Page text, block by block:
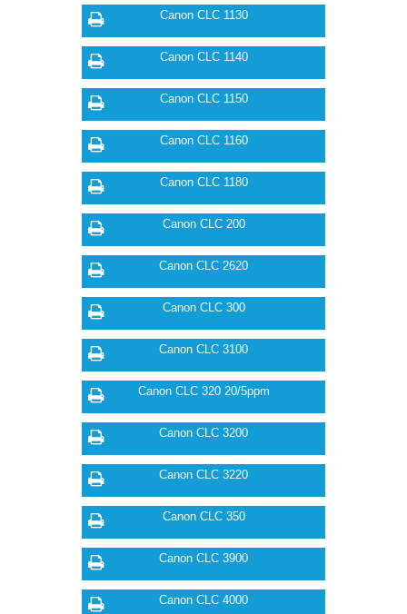
Canon CLC 1130
Canon CLC 1140
Canon CLC 1150
Canon CLC 1160
Canon CLC 1180
Canon CLC 200
Canon CLC 2620
Canon CLC 300
Canon CLC 3100
Canon CLC 320 20/5ppm
Canon CLC 3200
Canon CLC 3220
Canon CLC 350
Canon CLC 3900
Canon CLC 4000